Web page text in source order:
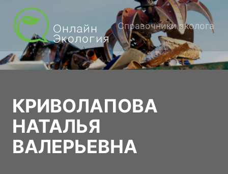
Справочники эколога
КРИВОЛАПОВА
НАТАЛЬЯ
ВАЛЕРЬЕВНА